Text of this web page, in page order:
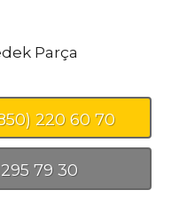
Parça
220 60 70
79 30